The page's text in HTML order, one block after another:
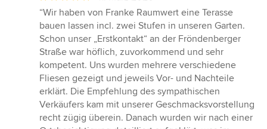
Bewertung:
5
von
5
Sternen
“Wir haben von Franke Raumwert eine Terasse
bauen lassen incl. zwei Stufen in unseren Garten.
Schon unser „Erstkontakt“ an der Fröndenberger
Straße war höflich, zuvorkommend und sehr
kompetent. Uns wurden mehrere verschiedene
Fliesen gezeigt und jeweils Vor- und Nachteile
erklärt. Die Empfehlung des sympathischen
Verkäufers kam mit unserer Geschmacksvorstellung
recht zügig überein. Danach wurden wir nach einer